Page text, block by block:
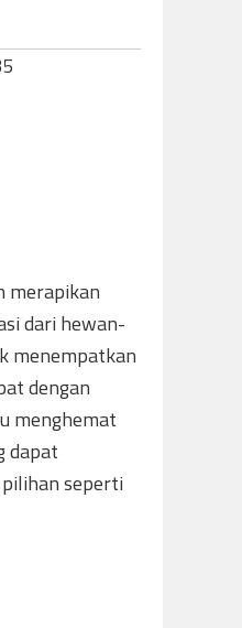
merapikan
dari hewan-
menempatkan
dengan
menghemat
dapat
seperti